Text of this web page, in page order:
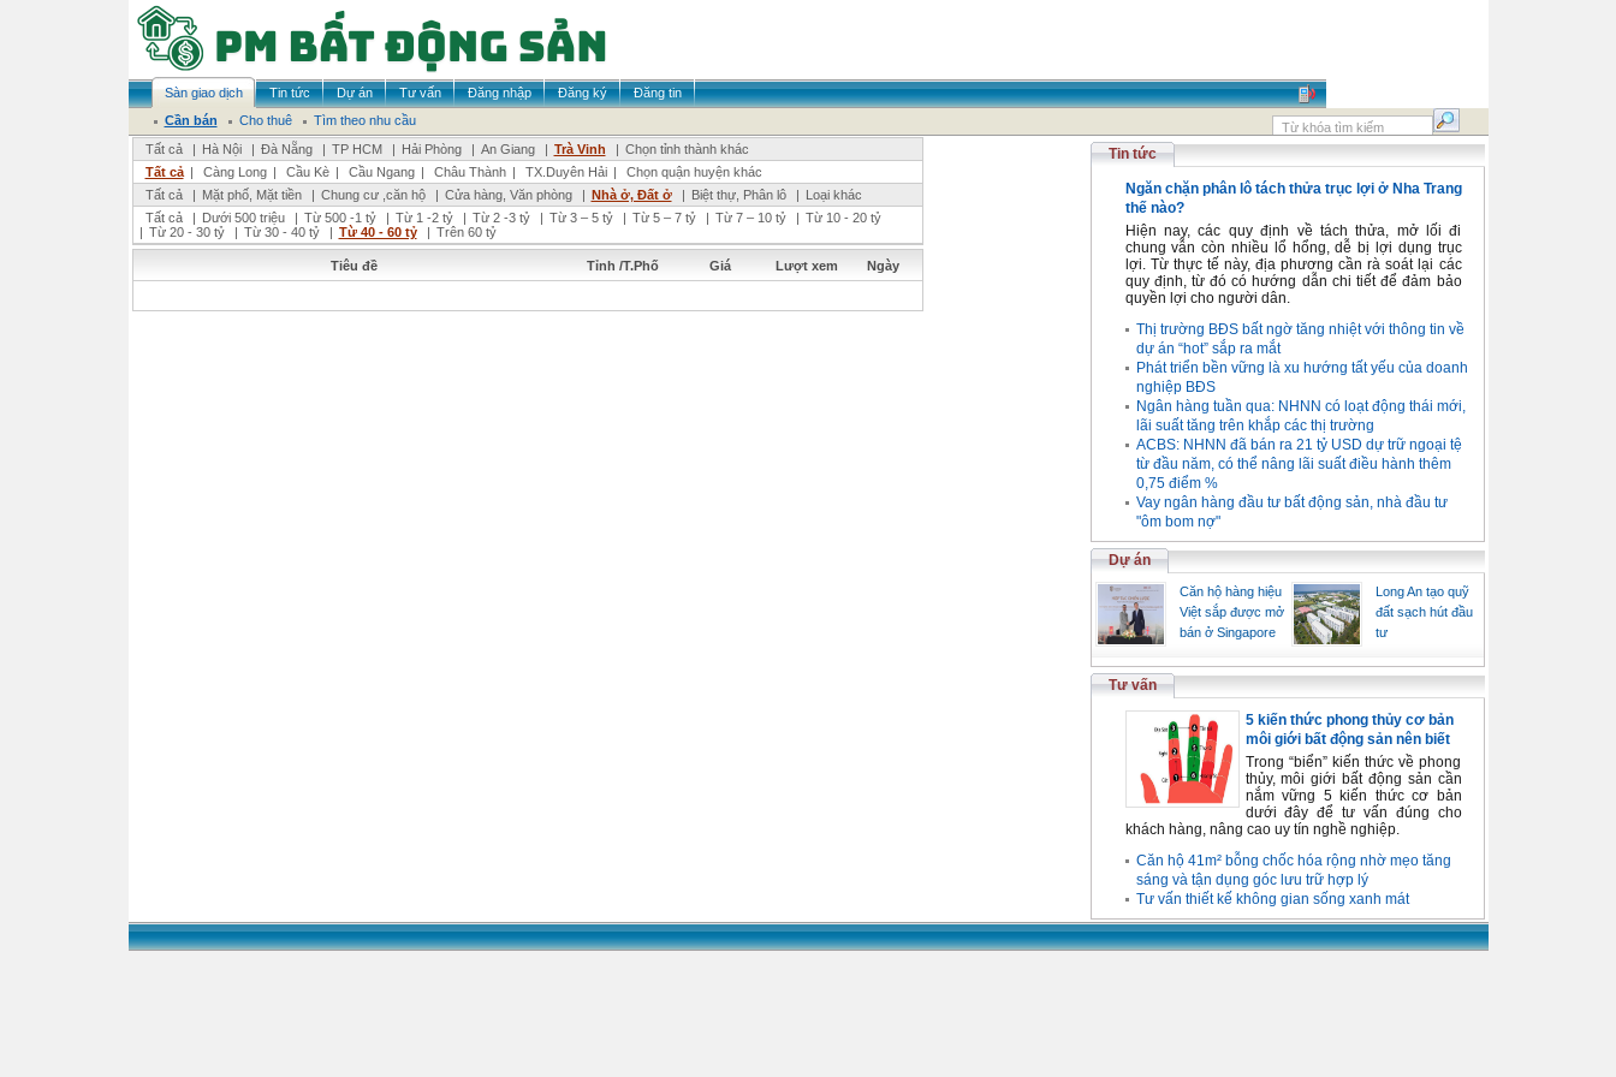
Sàn giao dịch Tin tức Dự án Tư vấn Đăng nhập Đăng ký
Đăng tin
Cần bán
Cho thuê
Tìm theo nhu cầu
Tất cả
| Hà Nội | Đà Nẵng | TP HCM | Hải Phòng | An Giang | Trà Vinh | Chọn tỉnh thành khác
Tất cả | Càng Long | Cầu Kè | Cầu Ngang | Châu Thành | TX.Duyên Hải |
Chọn quận huyện khác
Tất cả
| Mặt phố, Mặt tiền | Chung cư ,căn hộ | Cửa hàng, Văn phòng | Nhà ở, Đất ở | Biệt thự, Phân lô | Loại khác
Tất cả
| Dưới 500 triệu | Từ 500 -1 tỷ | Từ 1 -2 tỷ | Từ 2 -3 tỷ | Từ 3 – 5 tỷ | Từ 5 – 7 tỷ | Từ 7 – 10 tỷ | Từ 10 - 20 tỷ
| Từ 20 - 30 tỷ | Từ 30 - 40 tỷ | Từ 40 - 60 tỷ | Trên 60 tỷ
Tiêu đề Tỉnh /T.Phố Giá Lượt xem Ngày
Tin tức
Ngăn chặn phân lô tách thửa trục lợi ở Nha Trang
thế nào?
Hiện nay, các quy định về tách thửa, mở lối đi
chung vẫn còn nhiều lổ hổng, dễ bị lợi dụng trục
lợi. Từ thực tế này, địa phương cần rà soát lại các
quy định, từ đó có hướng dẫn chi tiết để đảm bảo
quyền lợi cho người dân.
Thị trường BĐS bất ngờ tăng nhiệt với thông tin về
dự án “hot” sắp ra mắt
Phát triển bền vững là xu hướng tất yếu của doanh
nghiệp BĐS
Ngân hàng tuần qua: NHNN có loạt động thái mới,
lãi suất tăng trên khắp các thị trường
ACBS: NHNN đã bán ra 21 tỷ USD dự trữ ngoại tệ
từ đầu năm, có thể nâng lãi suất điều hành thêm
0,75 điểm %
Vay ngân hàng đầu tư bất động sản, nhà đầu tư
"ôm bom nợ"
Dự án
Căn hộ hàng hiệu
Việt sắp được mở
bán ở Singapore
Long An tạo quỹ
đất sạch hút đầu
tư
Tư vấn
5 kiến thức phong thủy cơ bản
môi giới bất động sản nên biết
Trong “biển” kiến thức về phong
thủy, môi giới bất động sản cần
nắm vững 5 kiến thức cơ bản
dưới đây để tư vấn đúng cho
khách hàng, nâng cao uy tín nghề nghiệp.
Căn hộ 41m² bỗng chốc hóa rộng nhờ mẹo tăng
sáng và tận dụng góc lưu trữ hợp lý
Tư vấn thiết kế không gian sống xanh mát